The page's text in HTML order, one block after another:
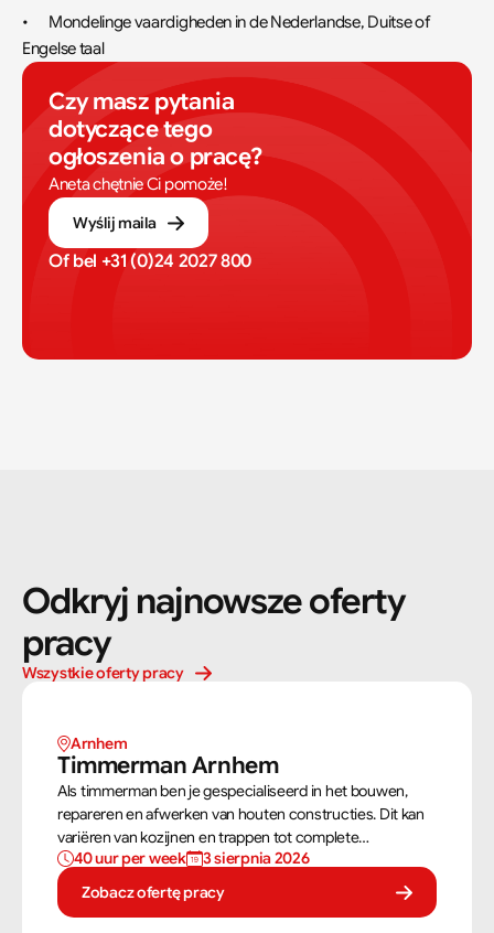
•	Mondelinge vaardigheden in de Nederlandse, Duitse of
Engelse taal
Czy masz pytania
dotyczące tego
ogłoszenia o pracę?
Aneta chętnie Ci pomoże!
Wyślij maila
Of bel +31 (0)24 2027 800
Odkryj najnowsze oferty
pracy
Wszystkie oferty pracy
Arnhem
Timmerman Arnhem
Als timmerman ben je gespecialiseerd in het bouwen,
repareren en afwerken van houten constructies. Dit kan
variëren van kozijnen en trappen tot complete
dakconstructies en gevels. Aan de hand van
bouwtekeningen zorg jij ervoor dat een constructie zowel
stevig als netjes is afgewerkt.
40 uur per week
3 sierpnia 2026
Zobacz ofertę pracy